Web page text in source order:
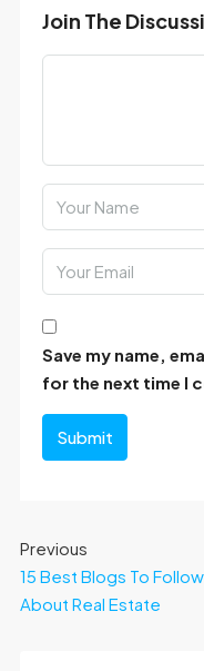
Join The
Save my name,
for the next time I
Submit
Previous
15 Best Blogs To Follow
About Real Estate